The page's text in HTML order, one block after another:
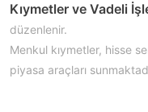
Kıymetler ve Vadeli
düzenlenir.
Menkul kıymetler, hisse
piyasa araçları